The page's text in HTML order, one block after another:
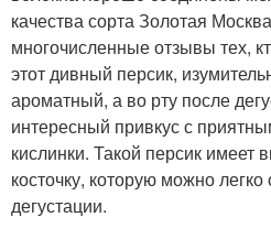
качества сорта Золотая
многочисленные отзывы тех,
этот дивный персик,
ароматный, а во рту после
интересный привкус с
кислинки. Такой персик имеет
косточку, которую можно легко
дегустации.